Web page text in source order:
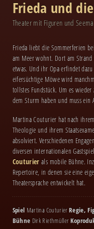
Frieda und
Theater mit Figuren und
Frieda liebt die Sommerferien
am Meer wohnt. Dort am
etwas. Und ihr Opa erfindet
eifersüchtige Möwe wird
tollstes Fundstück. Um es
dem Sturm haben und muss ein
Martina Couturier hat nach
Theologie und ihrem
absolviert. Verschiedenen
diversen internationalen
Couturier als mobile Bühne.
Repertoire, in denen sie eine
Theatersprache entwickelt hat.
Spiel Martina CouturierRegie,
Bühne Dirk Riethmüller